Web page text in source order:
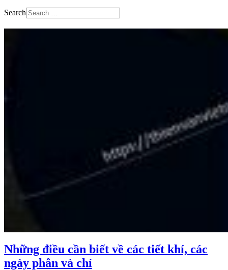
Search
Những điều cần biết về các tiết khí, các
ngày phân và chí